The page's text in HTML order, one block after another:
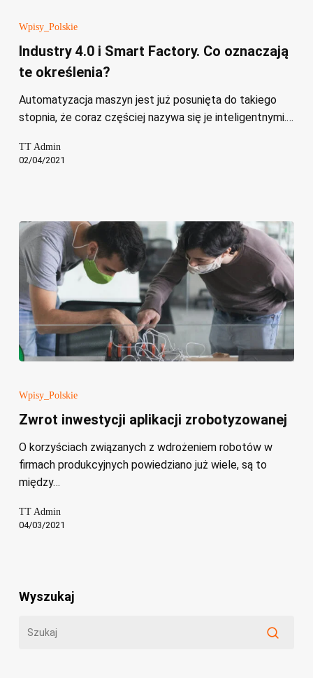
Smart
Factory.
oznaczają
te
określenia?
Wpisy_Polskie
Industry 4.0 i Smart Factory. Co oznaczają
te określenia?
Automatyzacja maszyn jest już posunięta do takiego
stopnia, że coraz częściej nazywa się je inteligentnymi.…
TT Admin
02/04/2021
aplikacji
zrobotyzowanej
Wpisy_Polskie
Zwrot inwestycji aplikacji zrobotyzowanej
O korzyściach związanych z wdrożeniem robotów w
firmach produkcyjnych powiedziano już wiele, są to
między…
TT Admin
04/03/2021
Wyszukaj